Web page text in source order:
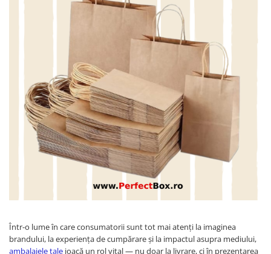
Cutii Clasice CO3 (BAX)
Cutii Cofetarie/ Patiserie
Cutii Prajituri Blank
Cutii Prajituri cu Display
Cutii Prajituri Generic
Cutii Tort Blank
Cutii Tort Generic
Suport Clatite
Cutii Fast Food
Cutii Pizza
Cutii Pizza Blank
Într-o lume în care consumatorii sunt tot mai atenţi la imaginea
brandului, la experienţa de cumpărare şi la impactul asupra mediului,
ambalajele tale joacă un rol vital — nu doar la livrare, ci în prezentarea